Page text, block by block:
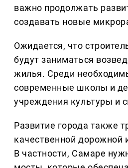
важно продолжать
создавать новые
Ожидается, что
будут заниматься
жилья. Среди
современные школы и
учреждения культуры и
Развитие города также
качественной дорожной
В частности, Самаре